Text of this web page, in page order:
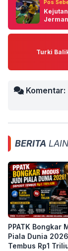
Pos
Turki
Komentar:
BERITA
PPATK Bongkar
Piala Dunia
Tembus Rp1